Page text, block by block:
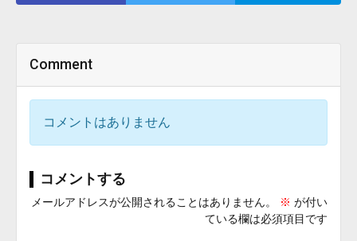
Comment
コメントはありません
コメントする
メールアドレスが公開されることはありません。 ※ が付い
ている欄は必須項目です